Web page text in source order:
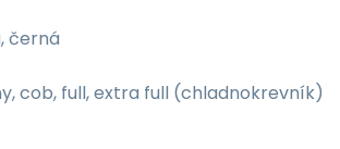
černá
cob, full, extra full (chladnokrevník)